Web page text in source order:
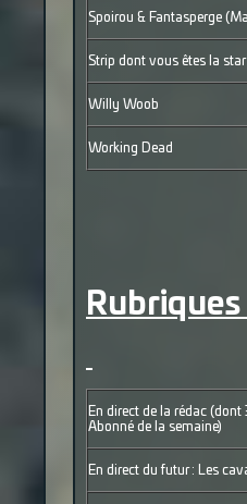
Spoirou & Fantasperge
Strip dont vous êtes la star
Willy Woob
Working Dead
Rubriques
En direct de la rédac
Abonné de la semaine)
En direct du futur : Les